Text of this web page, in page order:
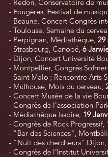
- Redon, Conservatoire de
- Fougères, Festival de
- Beaune, Concert Congrès
- Toulouse, Semaine du
- Perpignan, Médiathèque, 29
- Strasbourg, Canopé, 6
- Dijon, Concert Université
- Montpellier, Congrès
- Saint Malo ; Rencontre Arts
- Mulhouse, Mois du cerveau,
- Concert Musée de la vie
- Congrès de l'association
- Médiathèque Issoire, 19
- Congrès de Rock Progressif,
- "Bar des Sciences",
- "Nuit des chercheurs" Dijon,
- Congrès de l'Institut